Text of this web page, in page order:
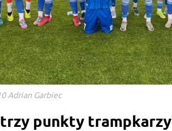
Adrian Garbiec
punkty trampkarzy